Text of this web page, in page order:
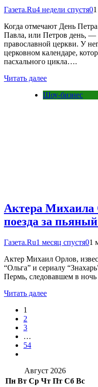
Газета.Ru4 недели спустя0
Когда отмечают День
Павла, или Петров день, —
православной церкви. У
церковном календаре,
пасхального цикла….
Читать далее
Шоу-бизнес
Актера Михаила
поезда за
Газета.Ru1 месяц спустя01
Актер Михаил Орлов,
“Ольга” и сериалу
Пермь, следовавшем в
Читать далее
1
2
3
…
54
Август 2026
Пн Вт Ср Чт Пт Сб Вс